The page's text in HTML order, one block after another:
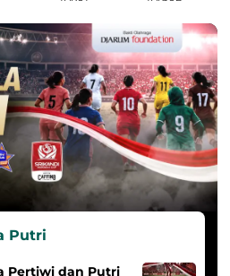
Putri
Pertiwi dan Putri